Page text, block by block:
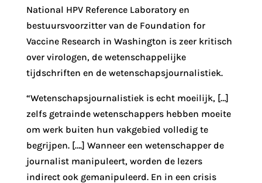
National HPV Reference Laboratory en
bestuursvoorzitter van de Foundation for
Vaccine Research in Washington is zeer kritisch
over virologen, de wetenschappelijke
tijdschriften en de wetenschapsjournalistiek.
“Wetenschapsjournalistiek is echt moeilijk, […]
zelfs getrainde wetenschappers hebben moeite
om werk buiten hun vakgebied volledig te
begrijpen. [….] Wanneer een wetenschapper de
journalist manipuleert, worden de lezers
indirect ook gemanipuleerd. En in een crisis